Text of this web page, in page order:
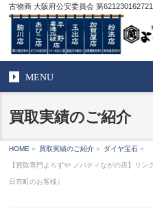
古物商 大阪府公安委員会 第
MENU
買取実績のご紹介
HOME » 買取実績のご紹介 » ダイヤ宝石 »
【買取専門よろずや ノバティながの店】リ
日市町のお客様）